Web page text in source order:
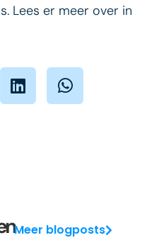
Lees er meer over in
Meer blogposts